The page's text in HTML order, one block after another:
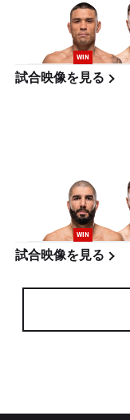
WIN
試合映像を見る
WIN
試合映像を見る